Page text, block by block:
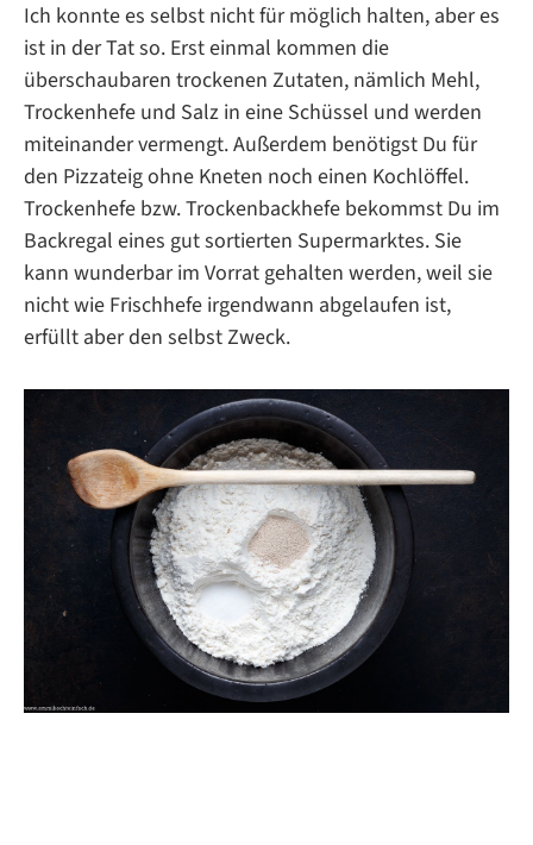
Ich konnte es selbst nicht für möglich halten, aber es
ist in der Tat so. Erst einmal kommen die
überschaubaren trockenen Zutaten, nämlich Mehl,
Trockenhefe und Salz in eine Schüssel und werden
miteinander vermengt. Außerdem benötigst Du für
den Pizzateig ohne Kneten noch einen Kochlöffel.
Trockenhefe bzw. Trockenbackhefe bekommst Du im
Backregal eines gut sortierten Supermarktes. Sie
kann wunderbar im Vorrat gehalten werden, weil sie
nicht wie Frischhefe irgendwann abgelaufen ist,
erfüllt aber den selbst Zweck.